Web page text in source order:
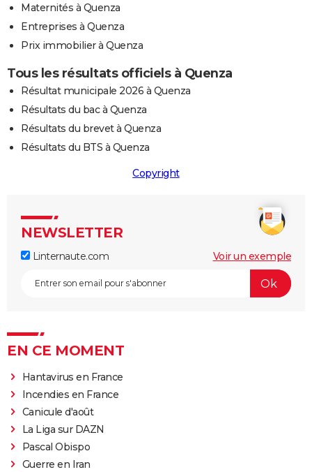
Maternités à Quenza
Entreprises à Quenza
Prix immobilier à Quenza
Tous les résultats officiels à Quenza
Résultat municipale 2026 à Quenza
Résultats du bac à Quenza
Résultats du brevet à Quenza
Résultats du BTS à Quenza
Copyright
NEWSLETTER
Linternaute.com Voir un exemple
EN CE MOMENT
Hantavirus en France
Incendies en France
Canicule d'août
La Liga sur DAZN
Pascal Obispo
Guerre en Iran